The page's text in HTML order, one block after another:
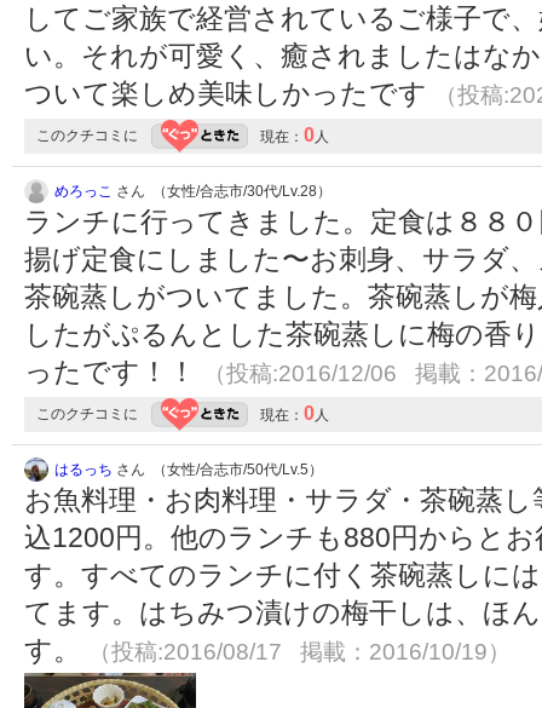
してご家族で経営されているご様子で
い。それが可愛く、癒されましたはな
ついて楽しめ美味しかったです
（投稿
このクチコミに 現在： 0 人
めろっこ さん （女性/合志市/30代/Lv.28）
ランチに行ってきました。定食は８８
揚げ定食にしました〜お刺身、サラダ
茶碗蒸しがついてました。茶碗蒸しが
したがぷるんとした茶碗蒸しに梅の香
ったです！！
（投稿:2016/12/06 掲載：
このクチコミに 現在： 0 人
はるっち さん （女性/合志市/50代/Lv.5）
お魚料理・お肉料理・サラダ・茶碗蒸
込1200円。他のランチも880円からと
す。すべてのランチに付く茶碗蒸しに
てます。はちみつ漬けの梅干しは、ほ
す。
（投稿:2016/08/17 掲載：2016/10/19）